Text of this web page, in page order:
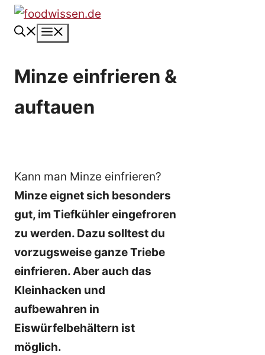
Zum
Inhalt
Minze einfrieren &
auftauen
Kann man Minze einfrieren?
Minze eignet sich besonders
gut, im Tiefkühler eingefroren
zu werden. Dazu solltest du
vorzugsweise ganze Triebe
einfrieren. Aber auch das
Kleinhacken und
aufbewahren in
Eiswürfelbehältern ist
möglich.